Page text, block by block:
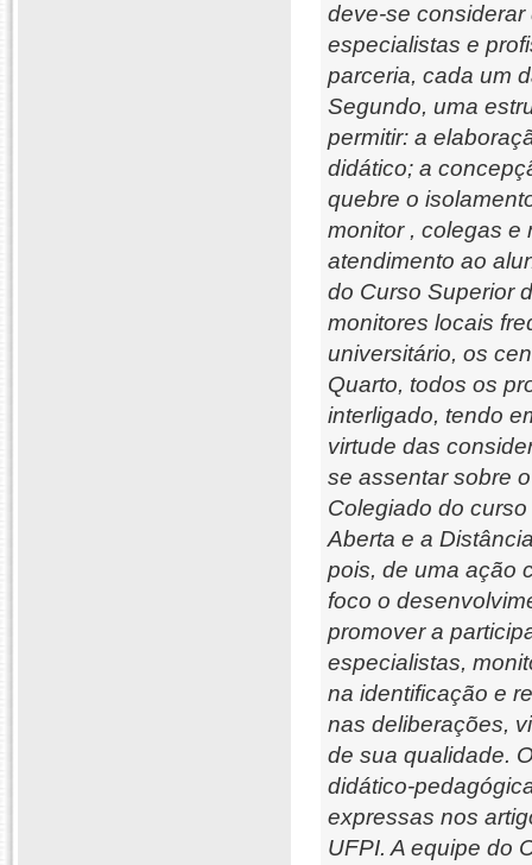
deve-se
especialistas e
parceria, cada um
Segundo, uma
permitir: a
didático; a
quebre o
monitor , colegas e
atendimento ao
do Curso Superior
monitores locais
universitário, os
Quarto, todos os
interligado, tendo
virtude das
se assentar sobre
Colegiado do
Aberta e a
pois, de uma ação
foco o
promover a
especialistas,
na identificação e
nas deliberações,
de sua qualidade.
didático-
expressas nos
UFPI. A equipe do